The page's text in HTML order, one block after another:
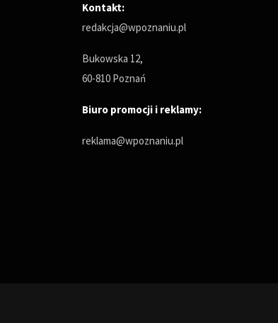
Kontakt:
redakcja@wpoznaniu.pl
Bukowska 12,
60-810 Poznań
Biuro promocji i reklamy:
reklama@wpoznaniu.pl